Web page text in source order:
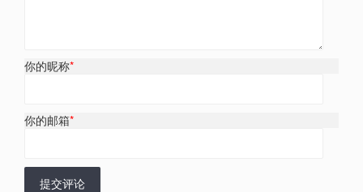
你的昵称*
你的邮箱*
提交评论